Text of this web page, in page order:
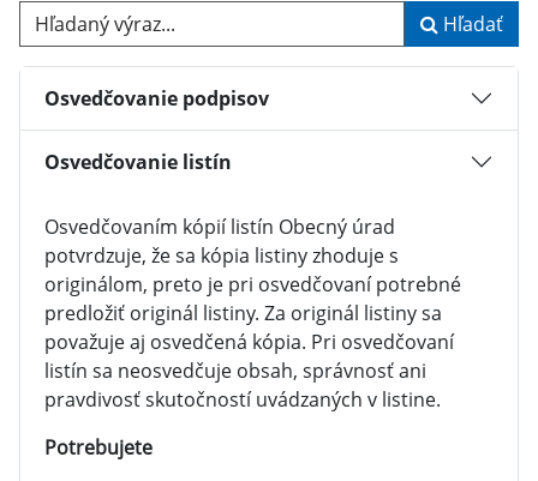
Hľadaný výraz... Hľadať
Osvedčovanie podpisov
Osvedčovanie listín
Osvedčovaním kópií listín Obecný úrad
potvrdzuje, že sa kópia listiny zhoduje s
originálom, preto je pri osvedčovaní potrebné
predložiť originál listiny. Za originál listiny sa
považuje aj osvedčená kópia. Pri osvedčovaní
listín sa neosvedčuje obsah, správnosť ani
pravdivosť skutočností uvádzaných v listine.
Potrebujete